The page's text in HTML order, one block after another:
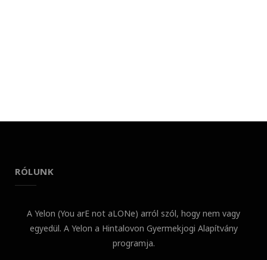
RÓLUNK
A Yelon (You arE not aLONe) arról szól, hogy nem vagy
egyedül. A Yelon a Hintalovon Gyermekjogi Alapítvány
programja.